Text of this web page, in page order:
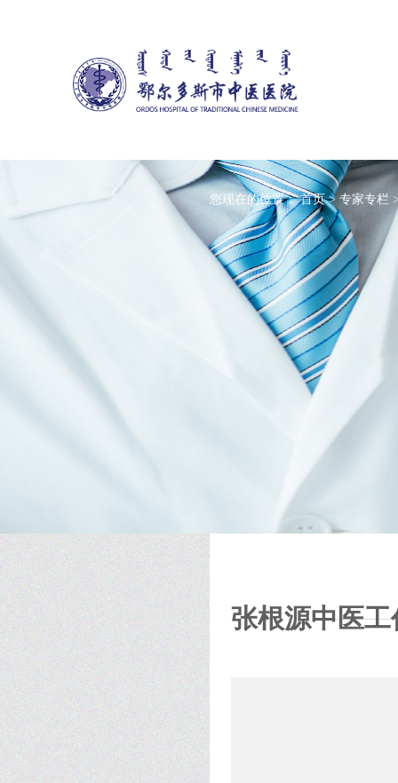
您现在的位置：首页>专家专栏
张根源中医工